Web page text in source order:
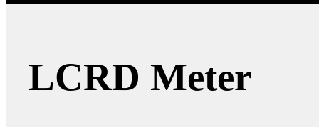
LCRD Meter